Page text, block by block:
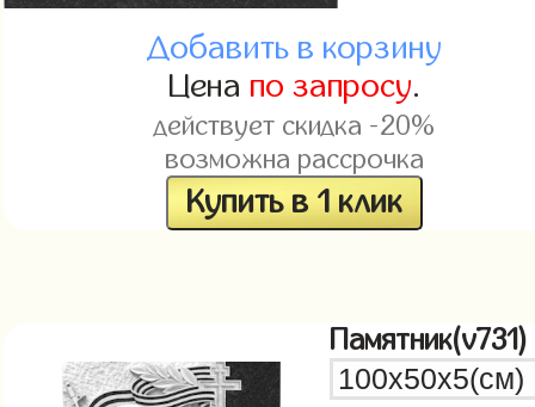
Добавить в корзину
Цена по запросу.
действует скидка -20%
возможна рассрочка
Купить в 1 клик
Памятник(v731)